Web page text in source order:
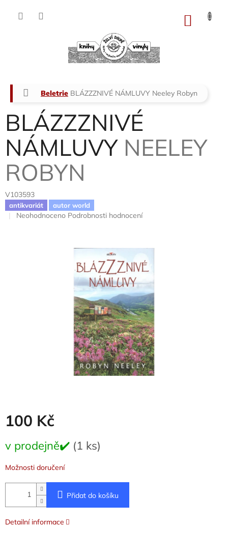
Domů
Beletrie BLÁZZZNIVÉ NÁMLUVY Neeley Robyn
BLÁZZZNIVÉ
NÁMLUVY NEELEY
ROBYN
V103593
antikvariát autor world
Průměrné
Neohodnoceno Podrobnosti hodnocení
100 Kč
cena:
v prodejně✔️ (1 ks)
Možnosti doručení
Přidat do košíku
Detailní informace